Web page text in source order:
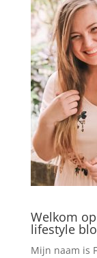
Welkom
lifestyle
Mijn naam is